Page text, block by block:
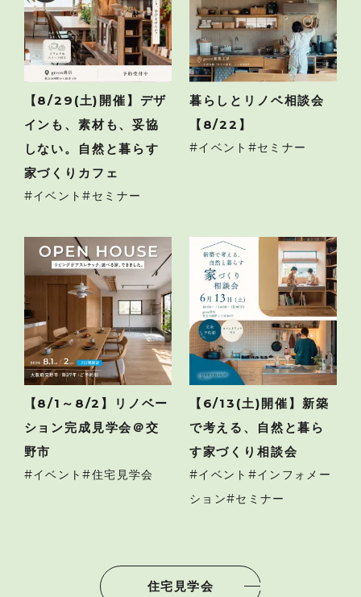
【8/29(土)開催】デザ
インも、素材も、妥協
しない。自然と暮らす
家づくりカフェ
イベント セミナー
暮らしとリノベ相談会
【8/22】
イベント セミナー
【8/1～8/2】リノベー
ション完成見学会＠交
野市
イベント 住宅見学会
【6/13(土)開催】新築
で考える、自然と暮ら
す家づくり相談会
イベント
インフォメー
ション
セミナー
住宅見学会